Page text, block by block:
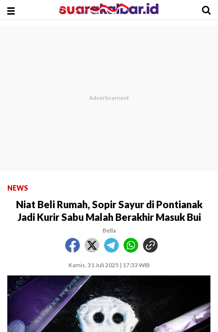
NEWS
Niat Beli Rumah, Sopir Sayur di Pontianak
Jadi Kurir Sabu Malah Berakhir Masuk Bui
Bella
Kamis, 31 Juli 2025 | 17:33 WIB